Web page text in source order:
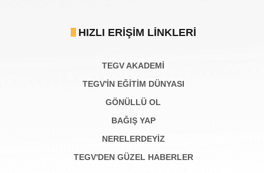
HIZLI ERIŞIM LINKLERI
TEGV AKADEMI
TEGV'İN EĞİTİM DÜNYASI
GÖNÜLLÜ OL
BAĞIŞ YAP
NERELERDEYİZ
TEGV'DEN GÜZEL HABERLER